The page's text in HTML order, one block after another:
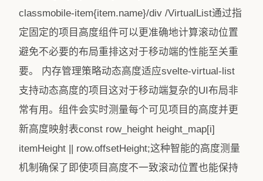
classmobile-item{item.name}/div /VirtualList通过指
定固定的项目高度组件可以更准确地计算滚动位置
避免不必要的布局重排这对于移动端的性能至关重
要。 内存管理策略动态高度适应svelte-virtual-list
支持动态高度的项目这对于移动端复杂的UI布局非
常有用。组件会实时测量每个可见项目的高度并更
新高度映射表const row_height height_map[i]
itemHeight || row.offsetHeight;这种智能的高度测量
机制确保了即使项目高度不一致滚动位置也能保持